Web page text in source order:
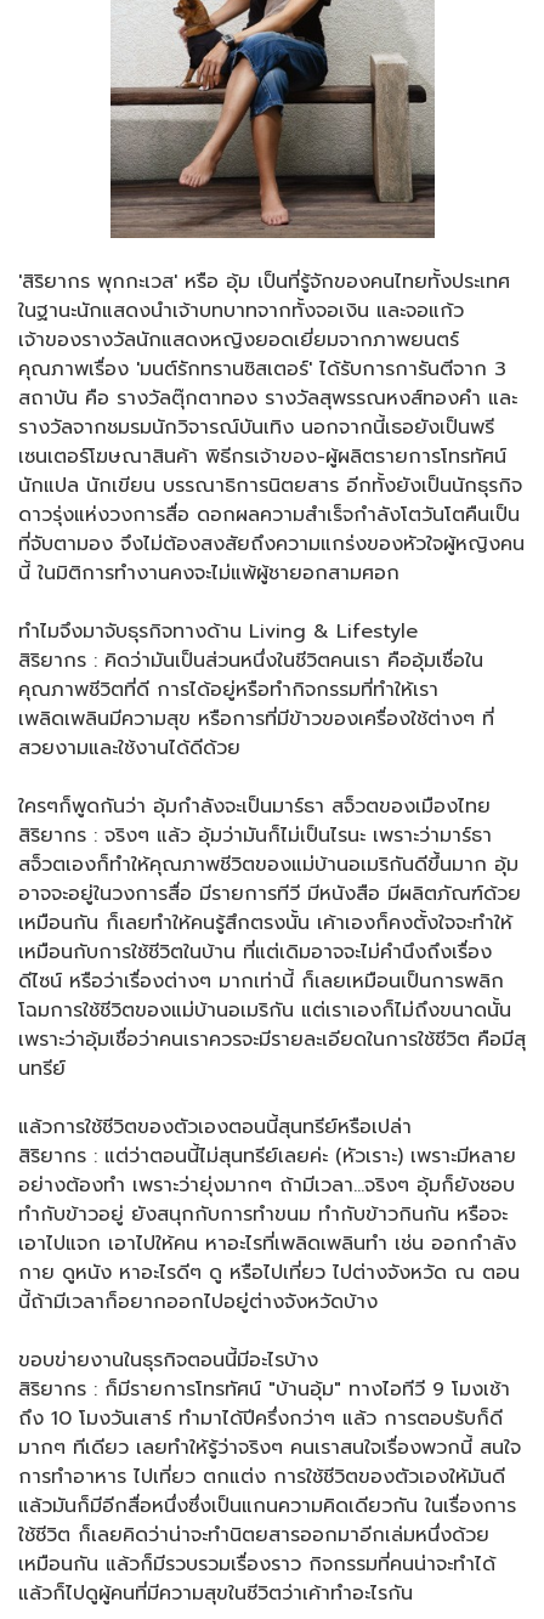
'สิริยากร พุกกะเวส' หรือ อุ้ม เป็นที่รู้จักของคนไทยทั้งประเทศ
ในฐานะนักแสดงนำเจ้าบทบาทจากทั้งจอเงิน และจอแก้ว
เจ้าของรางวัลนักแสดงหญิงยอดเยี่ยมจากภาพยนตร์
คุณภาพเรื่อง 'มนต์รักทรานซิสเตอร์' ได้รับการการันตีจาก 3
สถาบัน คือ รางวัลตุ๊กตาทอง รางวัลสุพรรณหงส์ทองคำ และ
รางวัลจากชมรมนักวิจารณ์บันเทิง นอกจากนี้เธอยังเป็นพรี
เซนเตอร์โฆษณาสินค้า พิธีกรเจ้าของ-ผู้ผลิตรายการโทรทัศน์
นักแปล นักเขียน บรรณาธิการนิตยสาร อีกทั้งยังเป็นนักธุรกิจ
ดาวรุ่งแห่งวงการสื่อ ดอกผลความสำเร็จกำลังโตวันโตคืนเป็น
ที่จับตามอง จึงไม่ต้องสงสัยถึงความแกร่งของหัวใจผู้หญิงคน
นี้ ในมิติการทำงานคงจะไม่แพ้ผู้ชายอกสามศอก
ทำไมจึงมาจับธุรกิจทางด้าน Living & Lifestyle
สิริยากร : คิดว่ามันเป็นส่วนหนึ่งในชีวิตคนเรา คืออุ้มเชื่อใน
คุณภาพชีวิตที่ดี การได้อยู่หรือทำกิจกรรมที่ทำให้เรา
เพลิดเพลินมีความสุข หรือการที่มีข้าวของเครื่องใช้ต่างๆ ที่
สวยงามและใช้งานได้ดีด้วย
ใครๆก็พูดกันว่า อุ้มกำลังจะเป็นมาร์ธา สจ็วตของเมืองไทย
สิริยากร : จริงๆ แล้ว อุ้มว่ามันก็ไม่เป็นไรนะ เพราะว่ามาร์ธา
สจ็วตเองก็ทำให้คุณภาพชีวิตของแม่บ้านอเมริกันดีขึ้นมาก อุ้ม
อาจจะอยู่ในวงการสื่อ มีรายการทีวี มีหนังสือ มีผลิตภัณฑ์ด้วย
เหมือนกัน ก็เลยทำให้คนรู้สึกตรงนั้น เค้าเองก็คงตั้งใจจะทำให้
เหมือนกับการใช้ชีวิตในบ้าน ที่แต่เดิมอาจจะไม่คำนึงถึงเรื่อง
ดีไซน์ หรือว่าเรื่องต่างๆ มากเท่านี้ ก็เลยเหมือนเป็นการพลิก
โฉมการใช้ชีวิตของแม่บ้านอเมริกัน แต่เราเองก็ไม่ถึงขนาดนั้น
เพราะว่าอุ้มเชื่อว่าคนเราควรจะมีรายละเอียดในการใช้ชีวิต คือมีสุ
นทรีย์
แล้วการใช้ชีวิตของตัวเองตอนนี้สุนทรีย์หรือเปล่า
สิริยากร : แต่ว่าตอนนี้ไม่สุนทรีย์เลยค่ะ (หัวเราะ) เพราะมีหลาย
อย่างต้องทำ เพราะว่ายุ่งมากๆ ถ้ามีเวลา…จริงๆ อุ้มก็ยังชอบ
ทำกับข้าวอยู่ ยังสนุกกับการทำขนม ทำกับข้าวกินกัน หรือจะ
เอาไปแจก เอาไปให้คน หาอะไรที่เพลิดเพลินทำ เช่น ออกกำลัง
กาย ดูหนัง หาอะไรดีๆ ดู หรือไปเที่ยว ไปต่างจังหวัด ณ ตอน
นี้ถ้ามีเวลาก็อยากออกไปอยู่ต่างจังหวัดบ้าง
ขอบข่ายงานในธุรกิจตอนนี้มีอะไรบ้าง
สิริยากร : ก็มีรายการโทรทัศน์ "บ้านอุ้ม" ทางไอทีวี 9 โมงเช้า
ถึง 10 โมงวันเสาร์ ทำมาได้ปีครึ่งกว่าๆ แล้ว การตอบรับก็ดี
มากๆ ทีเดียว เลยทำให้รู้ว่าจริงๆ คนเราสนใจเรื่องพวกนี้ สนใจ
การทำอาหาร ไปเที่ยว ตกแต่ง การใช้ชีวิตของตัวเองให้มันดี
แล้วมันก็มีอีกสื่อหนึ่งซึ่งเป็นแกนความคิดเดียวกัน ในเรื่องการ
ใช้ชีวิต ก็เลยคิดว่าน่าจะทำนิตยสารออกมาอีกเล่มหนึ่งด้วย
เหมือนกัน แล้วก็มีรวบรวมเรื่องราว กิจกรรมที่คนน่าจะทำได้
แล้วก็ไปดูผู้คนที่มีความสุขในชีวิตว่าเค้าทำอะไรกัน